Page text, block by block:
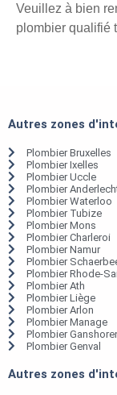
Veuillez à bien
plombier qualifié
Autres zones
Plombier Bruxelles
Plombier Ixelles
Plombier Uccle
Plombier
Plombier Waterloo
Plombier Tubize
Plombier Mons
Plombier Charleroi
Plombier Namur
Plombier
Plombier Rhode-
Plombier Ath
Plombier Liège
Plombier Arlon
Plombier Manage
Plombier
Plombier Genval
Autres zones